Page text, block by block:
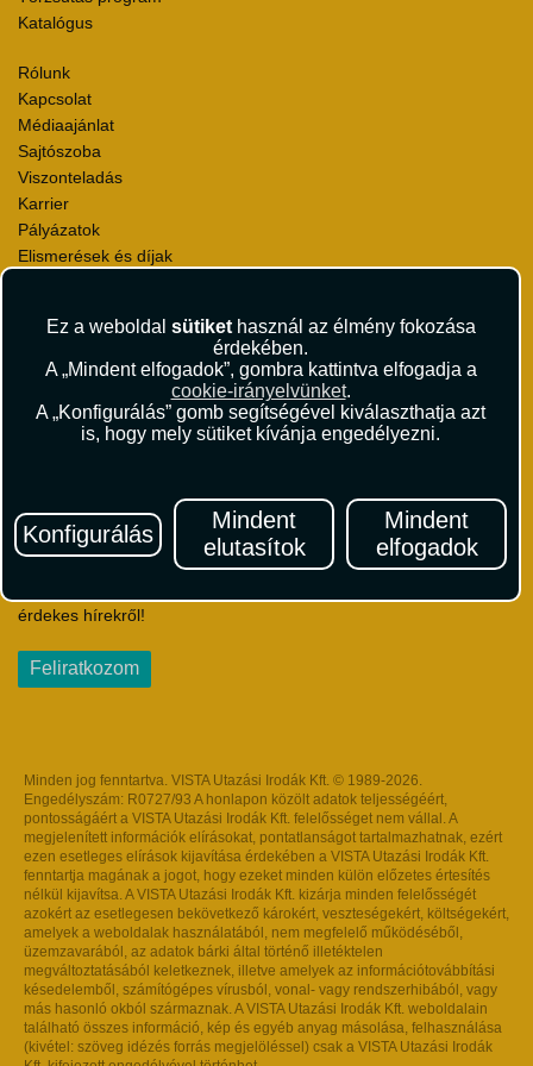
Ez a weboldal sütikethasznál az élmény fokozása
érdekében.
A „Mindent elfogadok”, gombra kattintva elfogadja a
cookie-irányelvünket.
A „Konfigurálás” gomb segítségével kiválaszthatja azt
is, hogy mely sütiket kívánja engedélyezni.
Konfigurálás
Mindent
elutasítok
Mindent
elfogadok
Katalógus
Rólunk
Kapcsolat
Médiaajánlat
Sajtószoba
Viszonteladás
Karrier
Pályázatok
Elismerések és díjak
Utazási Csomag Szerződési Feltételek
Útlemondás-biztosítás Szerződési Feltételek
Utasbiztosítás Szerződési Feltételek
Repülőjegy Szerződési Feltételek
Adatvédelem
Hírlevél
Iratkozzon fel Magyarország egyik legszínesebb utazási
érdekes hírekről!
Feliratkozom
Minden jog fenntartva. VISTA Utazási Irodák Kft. © 1989-2026.
Engedélyszám: R0727/93 A honlapon közölt adatok teljességéért,
pontosságáért a VISTA Utazási Irodák Kft. felelősséget nem vállal. A
megjelenített információk elírásokat, pontatlanságot tartalmazhatnak, ezért
ezen esetleges elírások kijavítása érdekében a VISTA Utazási Irodák Kft.
fenntartja magának a jogot, hogy ezeket minden külön előzetes értesítés
nélkül kijavítsa. A VISTA Utazási Irodák Kft. kizárja minden felelősségét
azokért az esetlegesen bekövetkező károkért, veszteségekért, költségekért,
amelyek a weboldalak használatából, nem megfelelő működéséből,
üzemzavarából, az adatok bárki által történő illetéktelen
megváltoztatásából keletkeznek, illetve amelyek az információtovábbítási
késedelemből, számítógépes vírusból, vonal- vagy rendszerhibából, vagy
más hasonló okból származnak. A VISTA Utazási Irodák Kft. weboldalain
található összes információ, kép és egyéb anyag másolása, felhasználása
(kivétel: szöveg idézés forrás megjelöléssel) csak a VISTA Utazási Irodák